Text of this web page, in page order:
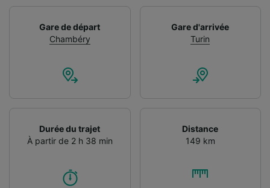
Gare de départ
Chambéry
Gare d'arrivée
Turin
Durée du trajet
À partir de 2 h 38 min
Distance
149 km